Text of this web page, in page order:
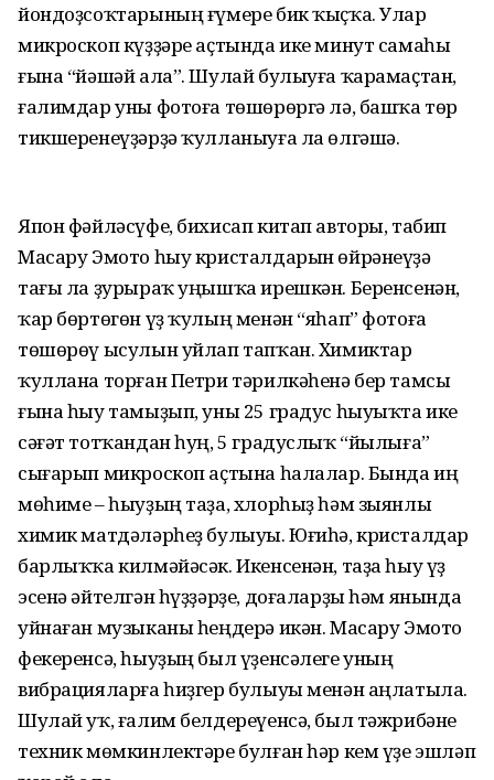
йондоҙсоҡтарының ғүмере бик ҡыҫҡа. Улар
микроскоп күҙҙәре аҫтында ике минут самаһы
ғына “йәшәй ала”. Шулай булыуға ҡарамаҫтан,
ғалимдар уны фотоға төшөрөргә лә, башҡа төр
тикшеренеүҙәрҙә ҡулланыуға ла өлгәшә.
Япон фәйләсүфе, бихисап китап авторы, табип
Масару Эмото һыу кристалдарын өйрәнеүҙә
тағы ла ҙурыраҡ уңышҡа ирешкән. Беренсенән,
ҡар бөртөгөн үҙ ҡулың менән “яһап” фотоға
төшөрөү ысулын уйлап тапҡан. Химиктар
ҡуллана торған Петри тәрилкәһенә бер тамсы
ғына һыу тамыҙып, уны 25 градус һыуыҡта ике
сәғәт тотҡандан һуң, 5 градуслыҡ “йылыға”
сығарып микроскоп аҫтына һалалар. Бында иң
мөһиме – һыуҙың таҙа, хлорһыҙ һәм зыянлы
химик матдәләрһеҙ булыуы. Юғиһә, кристалдар
барлыҡҡа килмәйәсәк. Икенсенән, таҙа һыу үҙ
эсенә әйтелгән һүҙҙәрҙе, доғаларҙы һәм янында
уйнаған музыканы һеңдерә икән. Масару Эмото
фекеренсә, һыуҙың был үҙенсәлеге уның
вибрацияларға һиҙгер булыуы менән аңлатыла.
Шулай уҡ, ғалим белдереүенсә, был тәжрибәне
техник мөмкинлектәре булған һәр кем үҙе эшләп